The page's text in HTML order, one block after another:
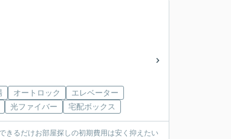
オートロック
エレベーター
光ファイバー 宅配ボックス
るだけお部屋探しの初期費用は安く抑えたい